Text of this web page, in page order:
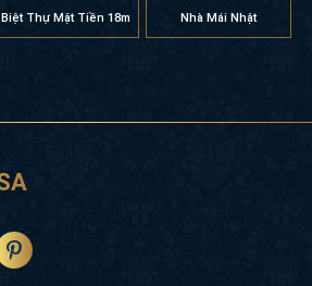
Biệt Thự Mặt Tiền 18m Nhà Mái Nhật